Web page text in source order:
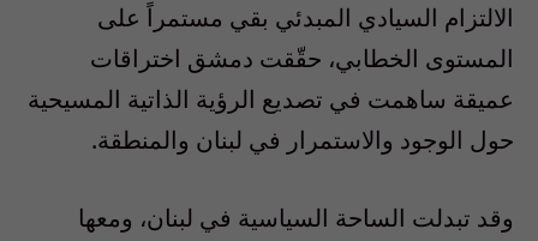
الالتزام السيادي المبدئي بقي مستمراً على
المستوى الخطابي، حقّقت دمشق اختراقات
عميقة ساهمت في تصديع الرؤية الذاتية المسيحية
حول الوجود والاستمرار في لبنان والمنطقة.
وقد تبدلت الساحة السياسية في لبنان، ومعها